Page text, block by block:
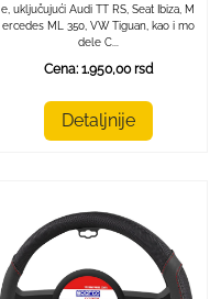
e, uključujući Audi TT RS, Seat Ibiza, M
ercedes ML 350, VW Tiguan, kao i mo
dele C...
Cena: 1.950,00 rsd
Detaljnije